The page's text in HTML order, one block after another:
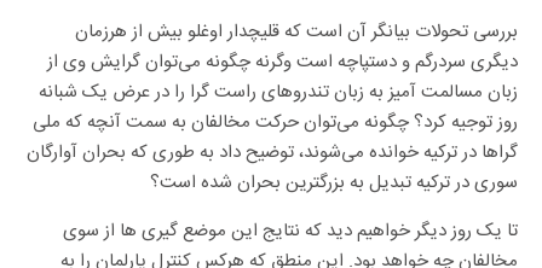
بررسی تحولات بیانگر آن است که قلیچدار اوغلو بیش از هرزمان
دیگری سردرگم و دستپاچه است وگرنه چگونه می‌توان گرایش وی از
زبان مسالمت آمیز به زبان تندروهای راست گرا را در عرض یک شبانه
روز توجیه کرد؟ چگونه می‌توان حرکت مخالفان به سمت آنچه که ملی
گراها در ترکیه خوانده می‌شوند، توضیح داد به طوری که بحران آوارگان
سوری در ترکیه تبدیل به بزرگترین بحران شده است؟
تا یک روز دیگر خواهیم دید که نتایج این موضع گیری ها از سوی
مخالفان چه خواهد بود. این منطق که هرکس کنترل پارلمان را به